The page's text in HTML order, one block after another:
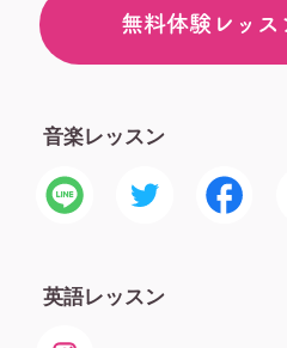
無料体験 レッス
音楽レッスン
英語レッスン